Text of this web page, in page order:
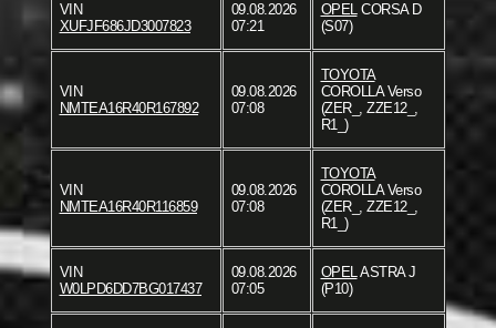
VIN
XUFJF686JD3007823
09.08.2026
07:21
OPELCORSA D
(S07)
VIN
NMTEA16R40R167892
09.08.2026
07:08
TOYOTA
COROLLA Verso
(ZER_, ZZE12_,
R1_)
VIN
NMTEA16R40R116859
09.08.2026
07:08
TOYOTA
COROLLA Verso
(ZER_, ZZE12_,
R1_)
VIN
W0LPD6DD7BG017437
09.08.2026
07:05
OPELASTRA J
(P10)